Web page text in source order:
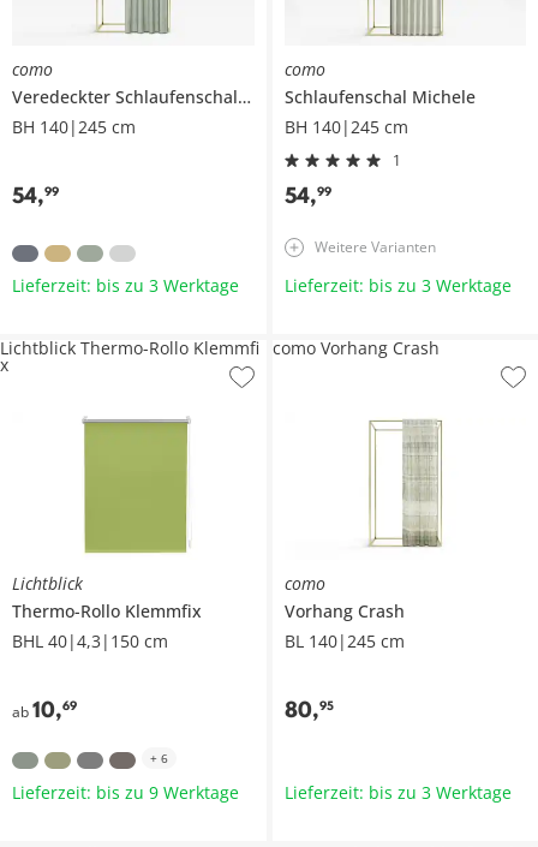
como
Veredeckter SchlaufenschalDina
BH 140|245 cm
54,99
Lieferzeit: bis zu 3 Werktage
como
Schlaufenschal Michele
BH 140|245 cm
1
54,99
Weitere Varianten
Lieferzeit: bis zu 3 Werktage
Lichtblick
Thermo-Rollo Klemmfix
BHL 40|4,3|150 cm
ab10,69
Lichtblick Thermo-Rollo Klemmfi
x
+ 6
Lieferzeit: bis zu 9 Werktage
como
Vorhang Crash
BL 140|245 cm
80,95
como Vorhang Crash
Lieferzeit: bis zu 3 Werktage